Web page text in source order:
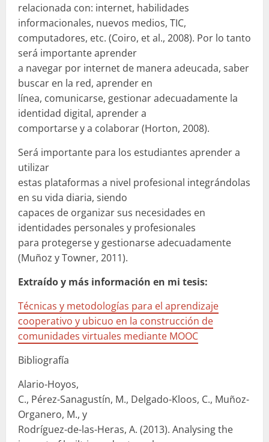
relacionada con: internet, habilidades
informacionales, nuevos medios, TIC,
computadores, etc. (Coiro, et al., 2008). Por lo tanto
será importante aprender
a navegar por internet de manera adeucada, saber
buscar en la red, aprender en
línea, comunicarse, gestionar adecuadamente la
identidad digital, aprender a
comportarse y a colaborar (Horton, 2008).
Será importante para los estudiantes aprender a
utilizar
estas plataformas a nivel profesional integrándolas
en su vida diaria, siendo
capaces de organizar sus necesidades en
identidades personales y profesionales
para protegerse y gestionarse adecuadamente
(Muñoz y Towner, 2011).
Extraído y más información en mi tesis:
Técnicas y metodologías para el aprendizaje
cooperativo y ubicuo en la construcción de
comunidades virtuales mediante MOOC
Bibliografía
Alario-Hoyos,
C., Pérez-Sanagustín, M., Delgado-Kloos, C., Muñoz-
Organero, M., y
Rodríguez-de-las-Heras, A. (2013). Analysing the